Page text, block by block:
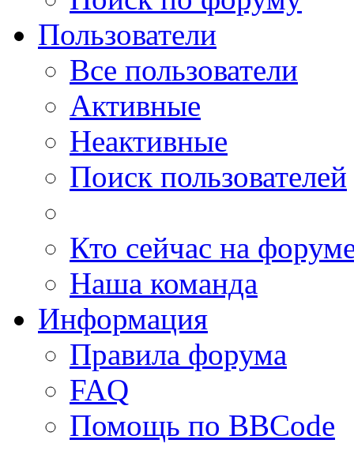
Пользователи
Все пользователи
Активные
Неактивные
Поиск пользователей
Кто сейчас на
Наша команда
Информация
Правила форума
FAQ
Помощь по BBCode